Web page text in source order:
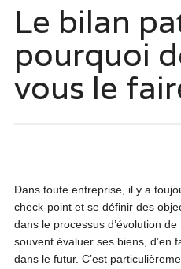
Le bilan
pourquoi
vous le
Dans toute entreprise, il y a
check-point et se définir des
dans le processus d’évolution
souvent évaluer ses biens, d’en
dans le futur. C’est